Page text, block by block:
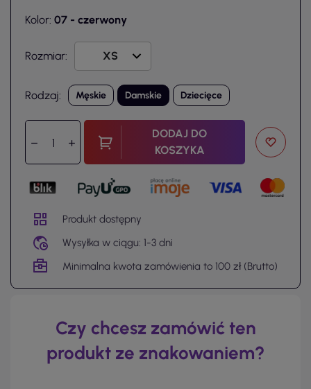
Kolor: 07 - czerwony
Rozmiar:
Rodzaj: Męskie Damskie Dziecięce
DODAJ DO
KOSZYKA
Produkt dostępny
Wysyłka w ciągu: 1-3 dni
Minimalna kwota zamówienia to 100 zł (Brutto)
Czy chcesz zamówić ten
produkt ze znakowaniem?